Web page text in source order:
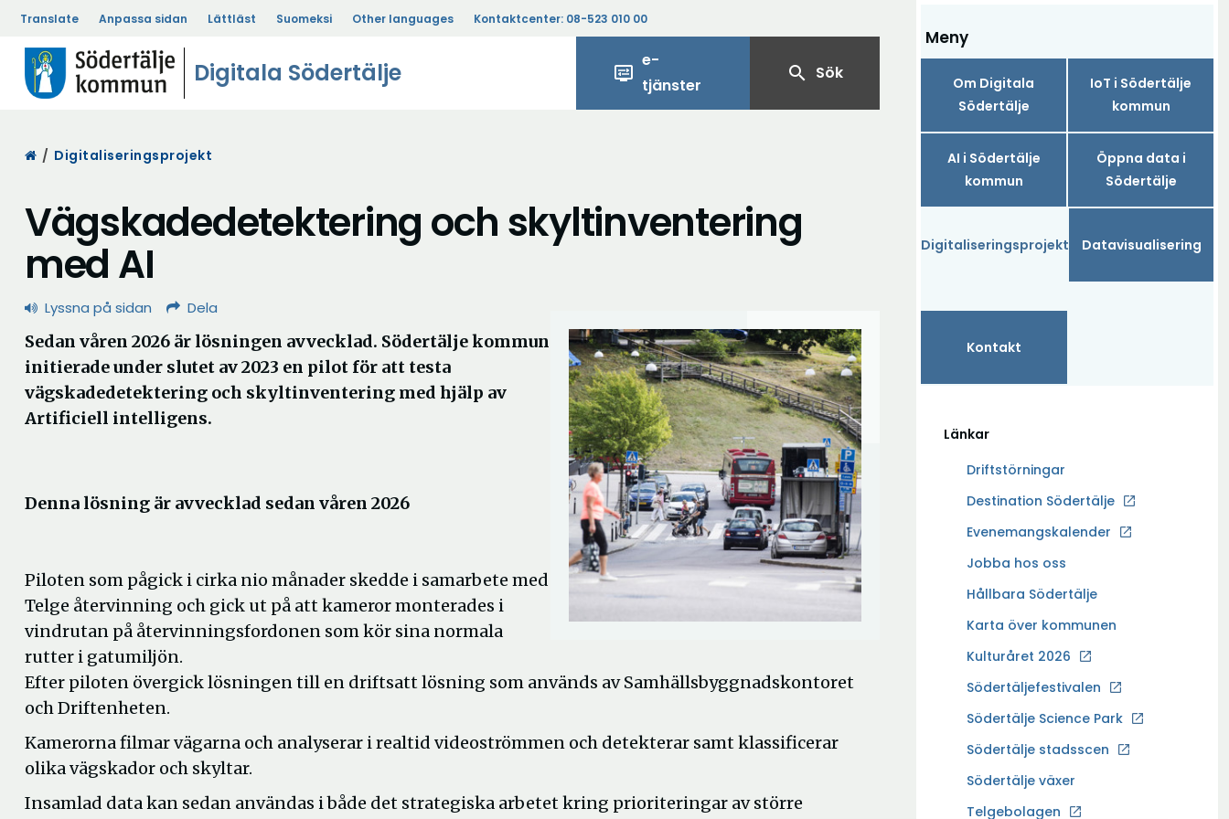
Translate Anpassa sidan Lättläst Suomeksi Other languages Kontaktcenter: 08-523 010 00
Digitala Södertälje display_settings
e-
tjänster
search Sök
Meny
Om Digitala
Södertälje
IoT i Södertälje
kommun
AI i Södertälje
kommun
Öppna data i
Södertälje
Digitaliseringsprojekt Datavisualisering
Kontakt
Länkar
Driftstörningar
Destination Södertälje
Ö
p
n
a
y
t
f
ö
n
Evenemangskalender
Jobba hos oss
Ö
p
n
a
y
t
f
ö
Hållbara Södertälje
Karta över kommunen
Kulturåret 2026
Södertäljefestivalen
Södertälje Science Park
Ö
p
n
a
Södertälje stadsscen
Södertälje växer
Telgebolagen
Ö
Start
/ Digitaliseringsprojekt
Vägskadedetektering och skyltinventering
med AI
Lyssna på sidan Dela
Sedan våren 2026 är lösningen avvecklad. Södertälje kommun
initierade under slutet av 2023 en pilot för att testa
vägskadedetektering och skyltinventering med hjälp av
Artificiell intelligens.
Denna lösning är avvecklad sedan våren 2026
Piloten som pågick i cirka nio månader skedde i samarbete med
Telge återvinning och gick ut på att kameror monterades i
vindrutan på återvinningsfordonen som kör sina normala
rutter i gatumiljön.
Efter piloten övergick lösningen till en driftsatt lösning som används av Samhällsbyggnadskontoret
och Driftenheten.
Kamerorna filmar vägarna och analyserar i realtid videoströmmen och detekterar samt klassificerar
olika vägskador och skyltar.
Insamlad data kan sedan användas i både det strategiska arbetet kring prioriteringar av större